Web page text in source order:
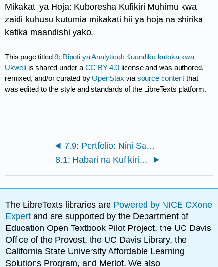
Mikakati ya Hoja: Kuboresha Kufikiri Muhimu kwa
zaidi kuhusu kutumia mikakati hii ya hoja na shirika
katika maandishi yako.
This page titled8: Ripoti ya Analytical: Kuandika kutoka kwa
Ukweli is shared under aCC BY 4.0 license and was authored,
remixed, and/or curated byOpenStax viasource content that
was edited to the style and standards of the LibreTexts platform.
7.9: Portfolio: Nini Sanaa Zinasema Kuhusu Wewe
8.1: Habari na Kufikiri Muhimu
The LibreTexts libraries are Powered by NICE CXone
Expertand are supported by the Department of
Education Open Textbook Pilot Project, the UC Davis
Office of the Provost, the UC Davis Library, the
California State University Affordable Learning
Solutions Program, and Merlot. We also